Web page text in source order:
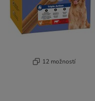
12 možností